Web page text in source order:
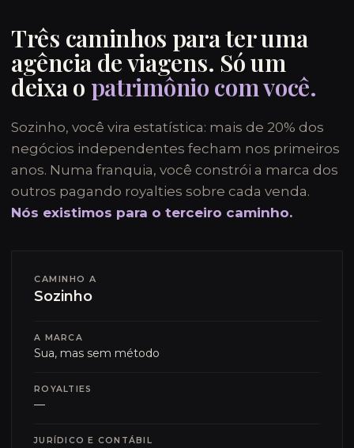
Três caminhos para ter uma
agência de viagens. Só um
deixa o patrimônio com você.
Sozinho, você vira estatística: mais de 20% dos
negócios independentes fecham nos primeiros
anos. Numa franquia, você constrói a marca dos
outros pagando royalties sobre cada venda.
Nós existimos para o terceiro caminho.
CAMINHO A
Sozinho
A MARCA
Sua, mas sem método
ROYALTIES
—
JURÍDICO E CONTÁBIL